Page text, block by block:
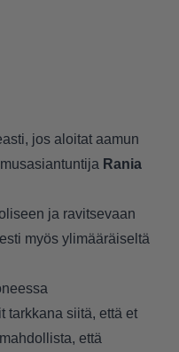
jos aloitat aamun
Rania
ja ravitsevaan
myös ylimääräiseltä
tarkkana siitä, että et
että